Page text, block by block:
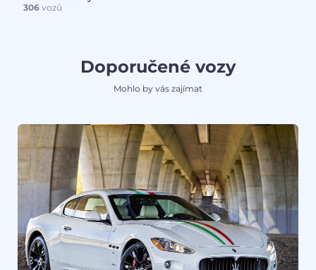
306vozů
Doporučené vozy
Mohlo by vás zajímat